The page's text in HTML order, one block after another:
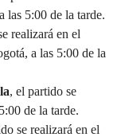
las 5:00 de la tarde.
realizará en el
a las 5:00 de la
, el partido se
de la tarde.
se realizará en el